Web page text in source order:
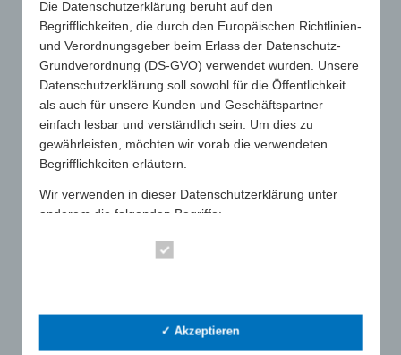
2025“). Mehr unter:https://werbeartikel-wirken.gww.de/.
Werbeartikel Potenzial
Zahlen & Fakten
Verbände National/Intern.
Die Datenschutzerklärung beruht auf den
Begrifflichkeiten, die durch den Europäischen Richtlinien-
und Verordnungsgeber beim Erlass der Datenschutz-
Grundverordnung (DS-GVO) verwendet wurden. Unsere
Datenschutzerklärung soll sowohl für die Öffentlichkeit
als auch für unsere Kunden und Geschäftspartner
einfach lesbar und verständlich sein. Um dies zu
gewährleisten, möchten wir vorab die verwendeten
Begrifflichkeiten erläutern.
Wir verwenden in dieser Datenschutzerklärung unter
anderem die folgenden Begriffe:
a) personenbezogene Daten
natürliche Person (im Folgenden "betroffene Person")
beziehen. Als identifizierbar wird eine natürliche Person
angesehen, die direkt oder indirekt, insbesondere
✓ Akzeptieren